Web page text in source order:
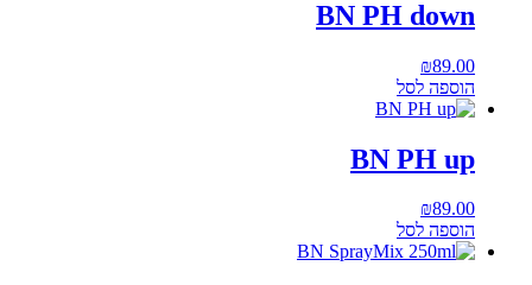
BN PH down
₪89.00
הוספה לסל
BN PH up
₪89.00
הוספה לסל